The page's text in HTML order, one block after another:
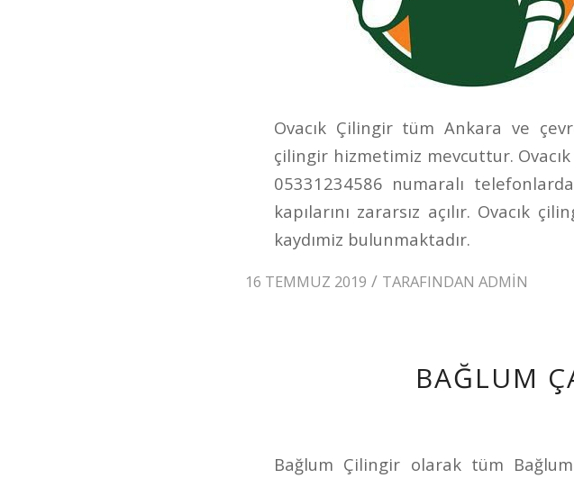
Ovacık Çilingir tüm Ankara ve
çilingir hizmetimiz mevcuttur.
05331234586 numaralı
kapılarını zararsız açılır. Ovacık
kaydımiz bulunmaktadır.
16 TEMMUZ 2019 / TARAFINDAN ADMIN
BAĞLUM
Bağlum Çilingir olarak tüm